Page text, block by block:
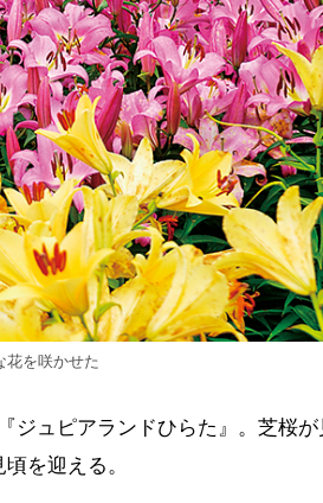
花を咲かせた
ジュピアランドひらた』。芝桜が
を迎える。